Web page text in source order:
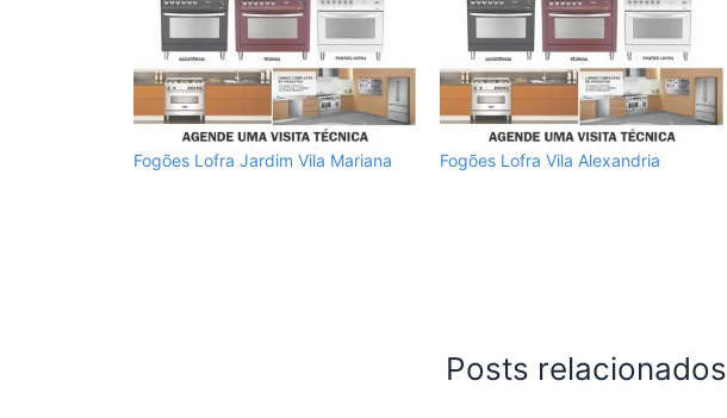
Fogões Lofra Jardim Vila Mariana Fogões Lofra Vila Alexandria
Posts relacionados